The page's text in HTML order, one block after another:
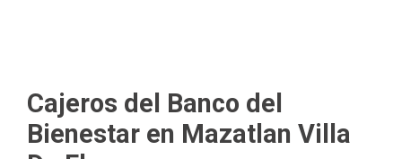
Cajeros del Banco del
Bienestar en Mazatlan Villa